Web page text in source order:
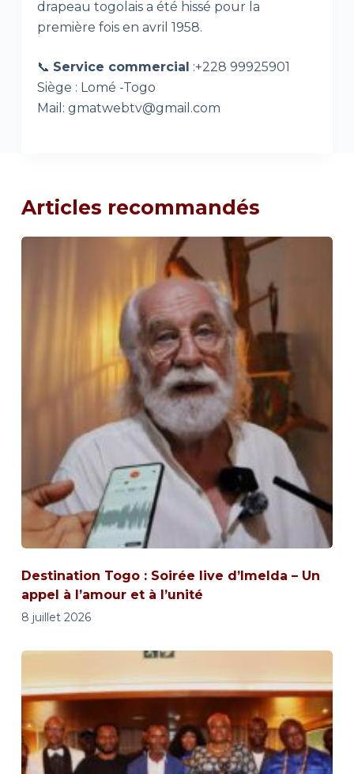
drapeau togolais a été hissé pour la
première fois en avril 1958.
📞 Service commercial :+228 99925901
Siège : Lomé -Togo
Mail: gmatwebtv@gmail.com
Articles recommandés
Destination Togo : Soirée live d’Imelda – Un
appel à l’amour et à l’unité
8 juillet 2026